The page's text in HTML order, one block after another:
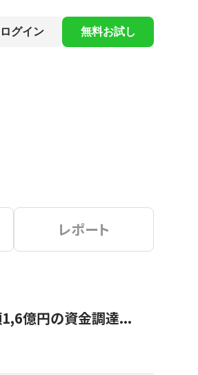
ログイン 無料お試し
レポート
1,6億円の資金調達...